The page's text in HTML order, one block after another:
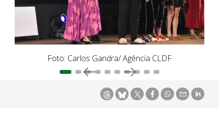
Foto: Carlos Gandra/ Agência CLDF